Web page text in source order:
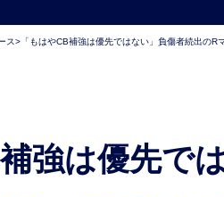
ス> 「もはやCB補強は優先ではない」負傷者続出の